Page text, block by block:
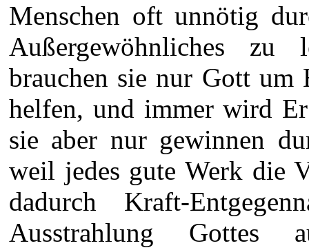
Menschen oft unnötig
Außergewöhnliches zu
brauchen sie nur Gott um
helfen, und immer wird
sie aber nur gewinnen
weil jedes gute Werk die
dadurch Kraft-
Ausstrahlung Gottes